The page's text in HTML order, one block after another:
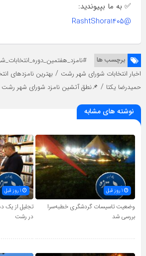
✅ به ما بپیوندید:
@RashtShora1405
برچسب ها
اخبار انتخابات شورای شهر رشت / بهترین نامزدهای
حمیدرضا یکتا / 📌نطق آتشین نامزد شورای شهر رشت
نوشته های مشابه
1 روز قبل
وضعیت تاسیسات گردشگری خطبه‌سرا
بررسی شد
تجلیل از یک
در رشت